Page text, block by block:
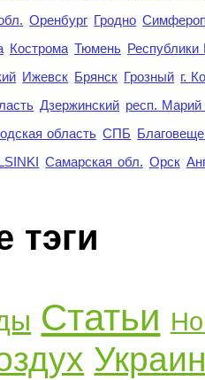
Оренбург Гродно
Кострома Тюмень Республики
Ижевск Брянск Грозный г.
Дзержинский респ.
область СПБ
Самарская обл. Орск
тэги
Статьи